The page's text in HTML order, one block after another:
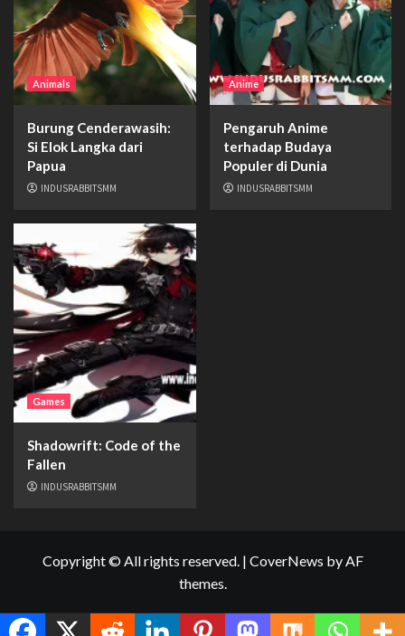
Animals
Burung Cenderawasih:
Si Elok Langka dari
Papua
INDUSRABBITSMM
Anime
Pengaruh Anime
terhadap Budaya
Populer di Dunia
INDUSRABBITSMM
Games
Shadowrift: Code of the
Fallen
INDUSRABBITSMM
Copyright © All rights reserved. | CoverNews by AF
themes.